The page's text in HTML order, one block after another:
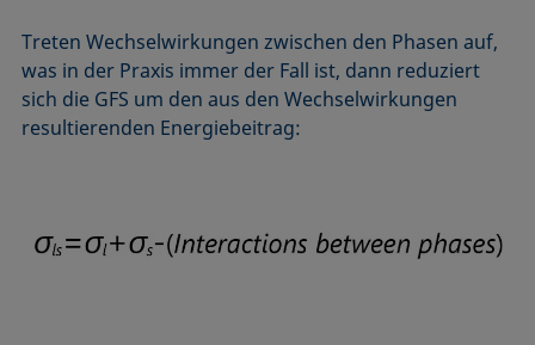
Treten Wechselwirkungen zwischen den Phasen auf,
was in der Praxis immer der Fall ist, dann reduziert
sich die GFS um den aus den Wechselwirkungen
resultierenden Energiebeitrag: